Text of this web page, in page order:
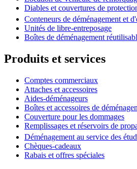
Diables et couvertures de
Conteneurs de déménagement et
Unités de libre-entreposage
Boîtes de déménagement
Produits et services
Comptes commerciaux
Attaches et accessoires
Aides-déménageurs
Boîtes et accessoires de
Couverture pour les dommages
Remplissages et réservoirs de
Déménagement au service des
Chèques-cadeaux
Rabais et offres spéciales